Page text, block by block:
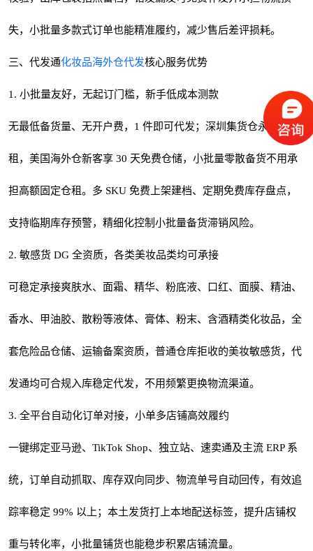
失，小批量多款式订单也能精准履约，减少售后差评损耗。
三、代发通化妆品海外仓代发核心服务优势
1. 小批量友好，无起订门槛，新手低成本测款
无最低备货量、无开户费，1 件即可代发；深圳集货仓永久免仓
租，美国海外仓新客享 30 天免费仓储，小批量零散备货不用承
担高额固定仓租。多 SKU 免费上架建档、定期免费库存盘点，
支持临期库存预警，精细化控制小批量备货滞销风险。
2. 敏感货 DG 全资质，各类美妆品类均可承接
可稳定承接爽肤水、面霜、精华、粉底液、口红、面膜、精油、
香水、甲油胶、散粉等液体、膏体、粉末、含酒精类化妆品，全
套危险品仓储、运输备案资质，普通仓库拒收的美妆敏感货，代
发通均可合规入库稳定代发，不用频繁更换物流渠道。
3. 全平台自动化订单对接，小单多店铺高效履约
一键绑定亚马逊、TikTok Shop、独立站、速卖通及主流 ERP 系
统，订单自动抓取、库存双向同步、物流单号自动回传，有效追
踪率稳定 99% 以上；本土发货打上本地配送标签，提升店铺权
重与转化率，小批量铺货也能稳步积累店铺流量。